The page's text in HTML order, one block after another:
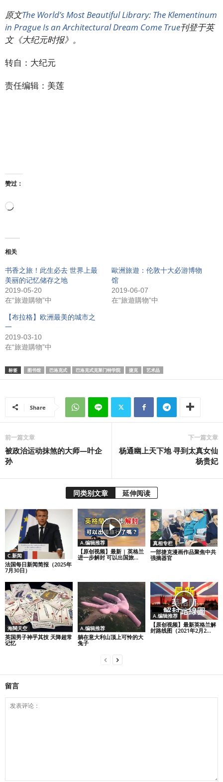
原文The World’s Most Beautiful Library: The Klementinum
in Prague Is an Architectural Dream Come True刊登于英
文《大纪元时报》。
转自：大纪元
责任编辑：美莲
赞过：
正
加
载…
相关
书香之旅！此生必去 世界上最
美丽的记忆储存之地
2019-05-20
在“旅遊購物”中
歐洲旅遊：伦敦十大必游博物
馆
2019-06-07
在“旅遊購物”中
【布拉格】欧洲最美的城市之
一
2019-03-10
在“旅遊購物”中
标签 图书馆 巴洛克式 巴洛克式克莱门特学院 捷克 艺术品
Share
前一篇文章
被政治运动抹煞的大师—叶企
孙
下一篇文章
杨通幽上天下地 寻到太真女仙
杨贵妃
同类别文章 延伸阅读
C.新闻
法国每日新闻简报（2025年
7月30日）
A.编辑推荐
【原创视频】最新 | 英格兰
进一步解封 可以出国旅...
真相专栏
一部捷克漫画作品聚焦中共
强摘器官
海闊天空
英国男子神乎其技 天降超常
记忆
A.编辑推荐
躺在意大利山顶上可怜的大
兔子
A.编辑推荐
【原创视频】最新英格兰解
封路线图（2021年2月2...
留言